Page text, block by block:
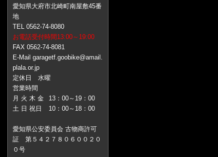
愛知県大府市北崎町南屋敷45番
地
TEL 0562-74-8080
お電話受付時間13:00～19:00
FAX 0562-74-8081
E-Mail garagetf.goobike@amail.
plala.or.jp
定休日 水曜
営業時間
月 火 木 金
13：00～19：00
土 日 祝日
10：00～18：00
愛知県公安委員会 古物商許可
証 第５４２７８０６００２０
０号